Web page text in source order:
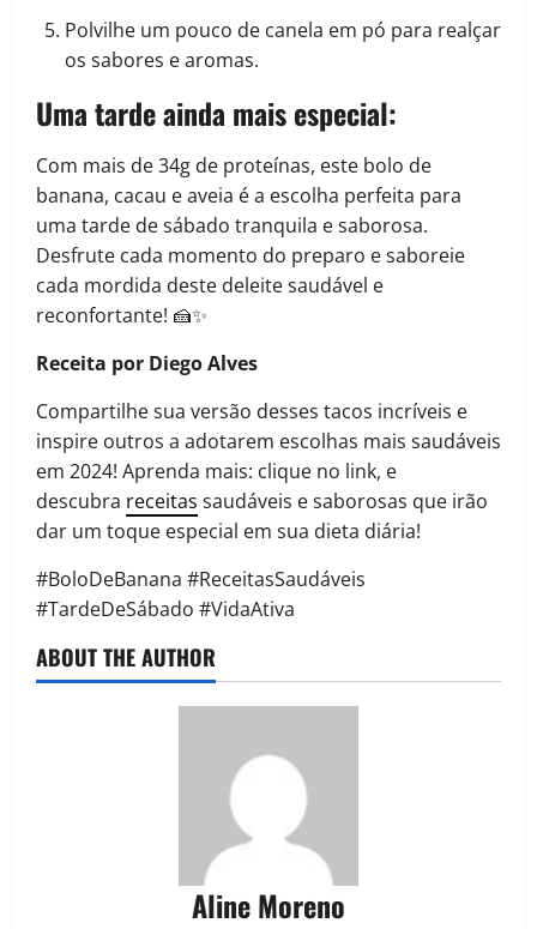
Polvilhe um pouco de canela em pó para realçar
os sabores e aromas.
Uma tarde ainda mais especial:
Com mais de 34g de proteínas, este bolo de
banana, cacau e aveia é a escolha perfeita para
uma tarde de sábado tranquila e saborosa.
Desfrute cada momento do preparo e saboreie
cada mordida deste deleite saudável e
reconfortante! 🍰✨
Receita por Diego Alves
Compartilhe sua versão desses tacos incríveis e
inspire outros a adotarem escolhas mais saudáveis
em 2024! Aprenda mais: clique no link, e
descubra receitas saudáveis e saborosas que irão
dar um toque especial em sua dieta diária!
#BoloDeBanana #ReceitasSaudáveis
#TardeDeSábado #VidaAtiva
ABOUT THE AUTHOR
Aline Moreno